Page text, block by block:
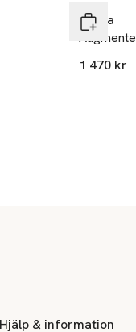
Prada
1 470 kr
Hjälp & information